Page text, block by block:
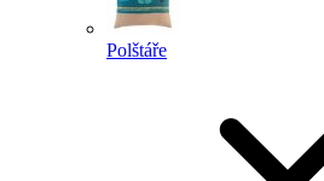
Polštáře